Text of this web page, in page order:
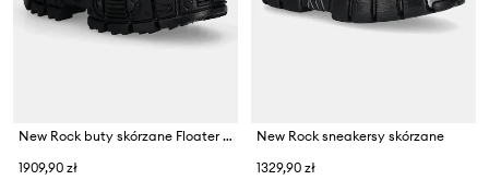
New Rock buty skórzane Floater Plata, Tank Casco Negro Sin
1909,90 zł
New Rock sneakersy skórzane
1329,90 zł